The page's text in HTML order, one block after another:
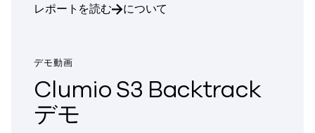
レポートを読むForrester
による Commvault の「リーダー」
について
デモ動画
Clumio S3 Backtrack
デモ